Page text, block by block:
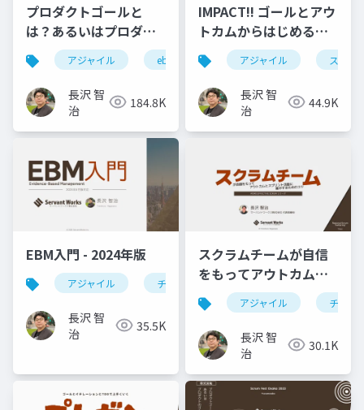
プロダクトゴールと
は？あるいはプロダク
トのゴールを設定する
には何が必要か？
#RSGT2022
アジャイル ebm スクラム rsgt
長沢 智
治
184.8K
IMPACT!! ゴールとアウ
トカムからはじめる経
験的アプローチ
#RSGT2025
アジャイル スクラ
長沢 智
治
44.9K
EBM入門 - 2024年版
アジャイル チーム開発 agile ebm
長沢 智
治
35.5K
スクラムチームが自信
をもってアウトカムと
スプリント活動に集中
するためのコツ
アジャイル チーム
長沢 智
治
30.1K